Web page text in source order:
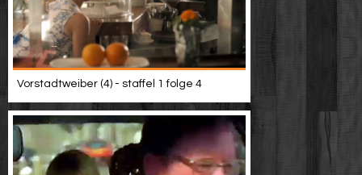
Vorstadtweiber (4) - staffel 1 folge 4